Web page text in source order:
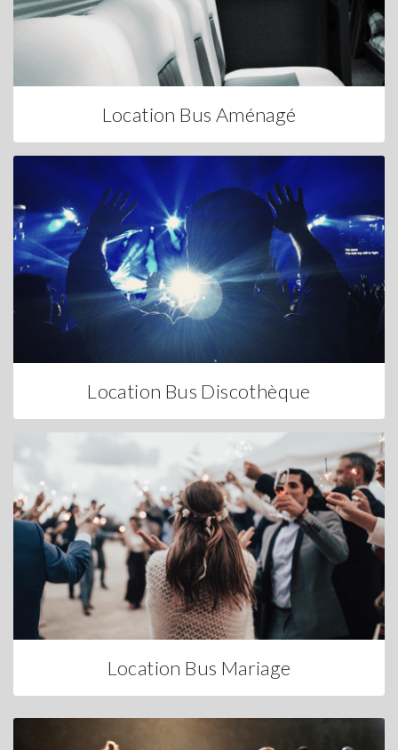
Location Bus Aménagé
Location Bus Discothèque
Location Bus Mariage